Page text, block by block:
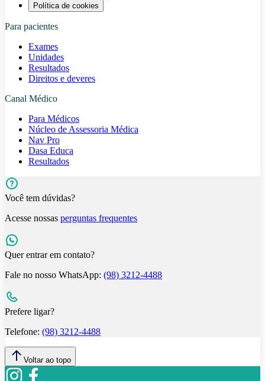
Política de cookies
Para pacientes
Exames
Unidades
Resultados
Direitos e deveres
Canal Médico
Para Médicos
Núcleo de Assessoria Médica
Nav Pro
Dasa Educa
Resultados
Você tem dúvidas?
Acesse nossas perguntas frequentes
Quer entrar em contato?
Fale no nosso WhatsApp: (98) 3212-4488
Prefere ligar?
Telefone: (98) 3212-4488
Voltar ao topo